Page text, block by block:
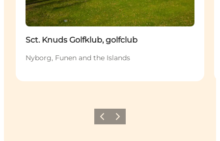
Sct. Knuds Golfklub, golfclub
Nyborg, Funen and the Islands
Föregående
Nästa